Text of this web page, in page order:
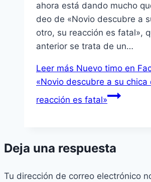
ahora está dando mucho
deo de «Novio descubre a
otro, su reacción es fatal»,
anterior se trata de un…
Leer más Nuevo timo en
«Novio descubre a su chica
reacción es fatal»
Deja una respuesta
Tu dirección de correo electrónico